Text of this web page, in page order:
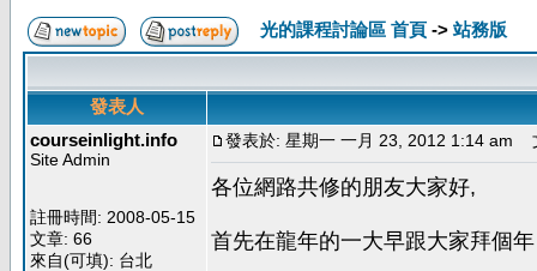
光的課程討論區 首頁 ->站務版
發表人
courseinlight.info
Site Admin
註冊時間: 2008-05-15
文章: 66
來自(可填): 台北
發表於: 星期一 一月 23, 2012 1:14 am
各位網路共修的朋友大家好,
首先在龍年的一大早跟大家拜個